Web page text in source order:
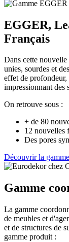
EGGER,
Français
Dans cette
unies, sourdes et
effet de
impressionnant des
On retrouve sous :
+ de 80
12 nouvelles
Des pores
Découvrir la gamme
Gamme
La gamme
de meubles et
et de structures de
gamme produit :